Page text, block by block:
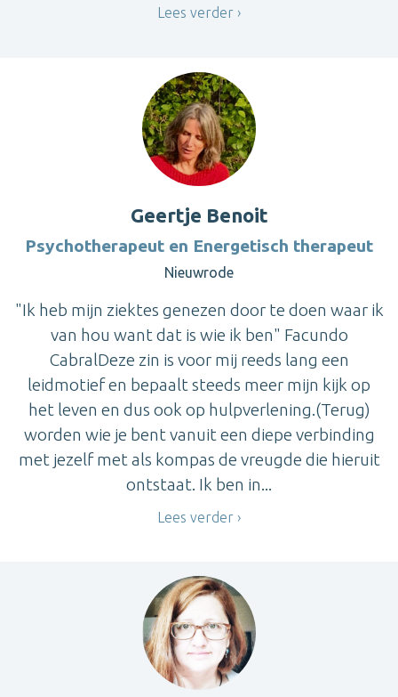
Lees verder
Geertje Benoit
Psychotherapeut en Energetisch therapeut
Nieuwrode
"Ik heb mijn ziektes genezen door te doen waar ik
van hou want dat is wie ik ben" Facundo
CabralDeze zin is voor mij reeds lang een
leidmotief en bepaalt steeds meer mijn kijk op
het leven en dus ook op hulpverlening.(Terug)
worden wie je bent vanuit een diepe verbinding
met jezelf met als kompas de vreugde die hieruit
ontstaat. Ik ben in...
Lees verder